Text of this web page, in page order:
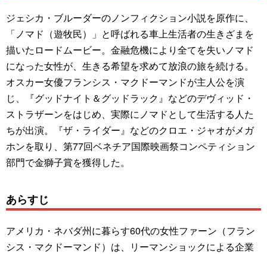
ジェシカ・ブルーダーのノンフィクション小説を原作に、
「ノマド（遊牧民）」と呼ばれる車上生活者の生きざまを
描いたロードムービー。金融危機により全てを失いノマド
になった女性が、生きる希望を求めて放浪の旅を続ける。
オスカー女優フランシス・マクドーマンドが主人公を演
じ、『グッドナイト＆グッドラック』などのデヴィッド・
ストラザーンをはじめ、実際にノマドとして生活する人た
ちが出演。『ザ・ライダー』などのクロエ・ジャオがメガ
ホンを取り、第77回ベネチア国際映画祭コンペティション
部門で金獅子賞を獲得した。
あらすじ
アメリカ・ネバダ州に暮らす60代の女性ファーン（フラン
シス・マクドーマンド）は、リーマンショックによる企業